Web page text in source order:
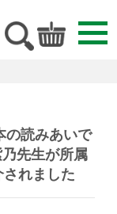
の読みあいで
先生が所属
れました